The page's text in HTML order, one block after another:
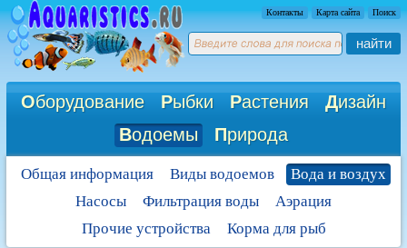
Контакты Карта сайта Поиск
найти
Оборудование Рыбки Растения Дизайн
Водоемы Природа
Общая информация Виды водоемов
Вода и воздух
Насосы
Фильтрация воды
Аэрация
Прочие устройства
Корма для рыб